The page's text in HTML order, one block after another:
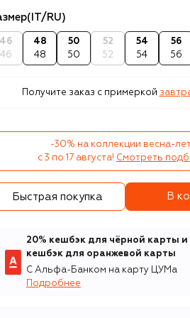
(IT/RU)
46
46
48
48
50
50
52
52
54
54
56
56
Получите заказ с примеркой
-30% на коллекции весна-
с 3 по 17 августа! Смотреть
Быстрая покупка В
20% кешбэк для чёрной карты и
кешбэк для оранжевой карты
С Альфа-Банком на карту ЦУМа
Подробнее